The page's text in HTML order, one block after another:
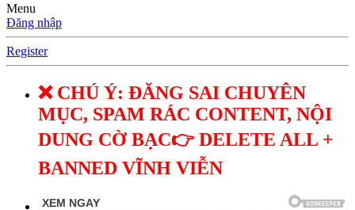
Menu
Đăng nhập
Register
❌ CHÚ Ý: ĐĂNG SAI CHUYÊN
MỤC, SPAM RÁC CONTENT, NỘI
DUNG CỜ BẠC👉 DELETE ALL +
BANNED VĨNH VIỄN